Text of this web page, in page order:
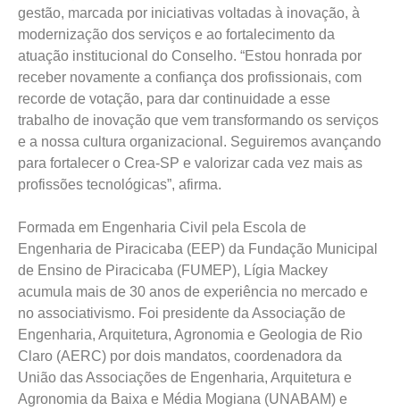
gestão, marcada por iniciativas voltadas à inovação, à
modernização dos serviços e ao fortalecimento da
atuação institucional do Conselho. “Estou honrada por
receber novamente a confiança dos profissionais, com
recorde de votação, para dar continuidade a esse
trabalho de inovação que vem transformando os serviços
e a nossa cultura organizacional. Seguiremos avançando
para fortalecer o Crea-SP e valorizar cada vez mais as
profissões tecnológicas”, afirma.
Formada em Engenharia Civil pela Escola de
Engenharia de Piracicaba (EEP) da Fundação Municipal
de Ensino de Piracicaba (FUMEP), Lígia Mackey
acumula mais de 30 anos de experiência no mercado e
no associativismo. Foi presidente da Associação de
Engenharia, Arquitetura, Agronomia e Geologia de Rio
Claro (AERC) por dois mandatos, coordenadora da
União das Associações de Engenharia, Arquitetura e
Agronomia da Baixa e Média Mogiana (UNABAM) e